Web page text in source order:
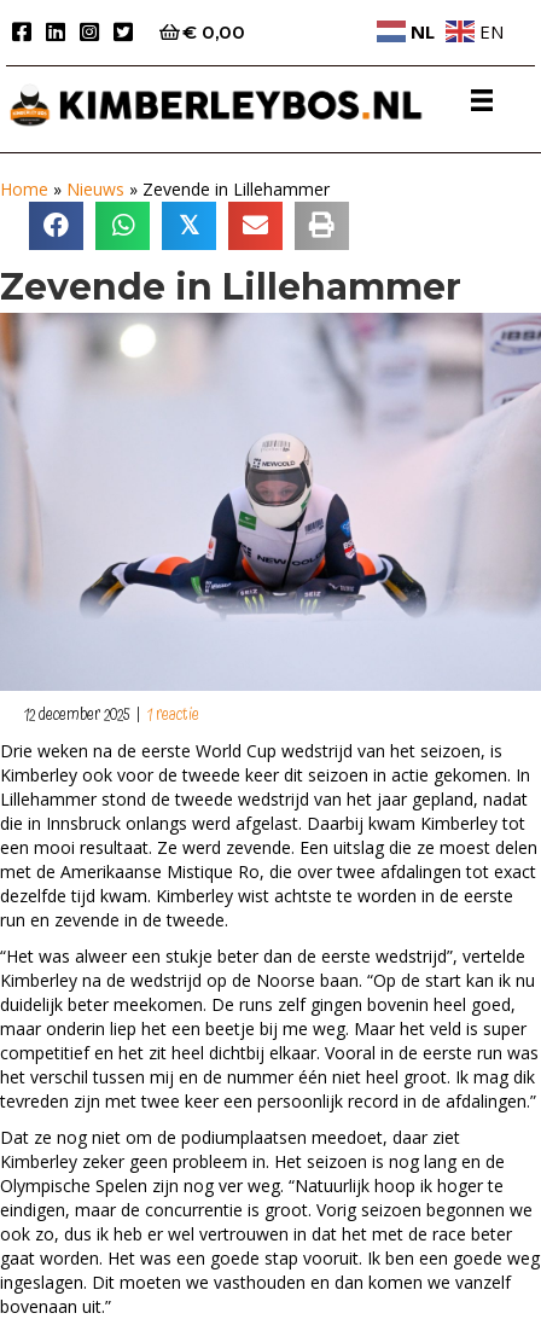
€ 0,00 NL EN
Home » Nieuws » Zevende in Lillehammer
𝕏
Zevende in Lillehammer
12 december 2025 | 1 reactie
Drie weken na de eerste World Cup wedstrijd van het seizoen, is
Kimberley ook voor de tweede keer dit seizoen in actie gekomen. In
Lillehammer stond de tweede wedstrijd van het jaar gepland, nadat
die in Innsbruck onlangs werd afgelast. Daarbij kwam Kimberley tot
een mooi resultaat. Ze werd zevende. Een uitslag die ze moest delen
met de Amerikaanse Mistique Ro, die over twee afdalingen tot exact
dezelfde tijd kwam. Kimberley wist achtste te worden in de eerste
run en zevende in de tweede.
“Het was alweer een stukje beter dan de eerste wedstrijd”, vertelde
Kimberley na de wedstrijd op de Noorse baan. “Op de start kan ik nu
duidelijk beter meekomen. De runs zelf gingen bovenin heel goed,
maar onderin liep het een beetje bij me weg. Maar het veld is super
competitief en het zit heel dichtbij elkaar. Vooral in de eerste run was
het verschil tussen mij en de nummer één niet heel groot. Ik mag dik
tevreden zijn met twee keer een persoonlijk record in de afdalingen.”
Dat ze nog niet om de podiumplaatsen meedoet, daar ziet
Kimberley zeker geen probleem in. Het seizoen is nog lang en de
Olympische Spelen zijn nog ver weg. “Natuurlijk hoop ik hoger te
eindigen, maar de concurrentie is groot. Vorig seizoen begonnen we
ook zo, dus ik heb er wel vertrouwen in dat het met de race beter
gaat worden. Het was een goede stap vooruit. Ik ben een goede weg
ingeslagen. Dit moeten we vasthouden en dan komen we vanzelf
bovenaan uit.”